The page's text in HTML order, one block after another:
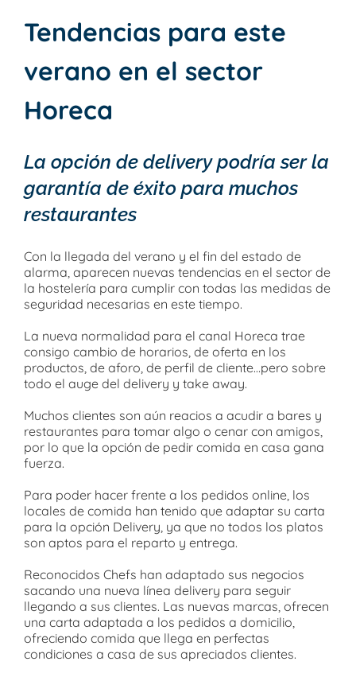
Tendencias para este
verano en el sector
Horeca
La opción de delivery podría ser la
garantía de éxito para muchos
restaurantes
Con la llegada del verano y el fin del estado de
alarma, aparecen nuevas tendencias en el sector de
la hostelería para cumplir con todas las medidas de
seguridad necesarias en este tiempo.
La nueva normalidad para el canal Horeca trae
consigo cambio de horarios, de oferta en los
productos, de aforo, de perfil de cliente…pero sobre
todo el auge del delivery y take away.
Muchos clientes son aún reacios a acudir a bares y
restaurantes para tomar algo o cenar con amigos,
por lo que la opción de pedir comida en casa gana
fuerza.
Para poder hacer frente a los pedidos online, los
locales de comida han tenido que adaptar su carta
para la opción Delivery, ya que no todos los platos
son aptos para el reparto y entrega.
Reconocidos Chefs han adaptado sus negocios
sacando una nueva línea delivery para seguir
llegando a sus clientes. Las nuevas marcas, ofrecen
una carta adaptada a los pedidos a domicilio,
ofreciendo comida que llega en perfectas
condiciones a casa de sus apreciados clientes.